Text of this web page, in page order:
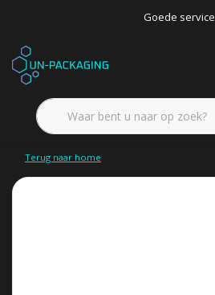
Goede service
Terug naar home